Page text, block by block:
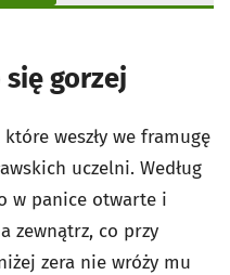
gorzej
weszły we framugę
uczelni. Według
w panice otwarte i
zewnątrz, co przy
zera nie wróży mu